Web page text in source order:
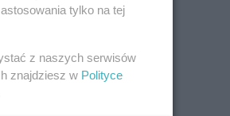
tylko na tej
z naszych serwisów
znajdziesz w Polityce